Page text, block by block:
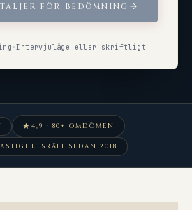
FÖR BEDÖMNING
·Intervjuläge eller skriftligt
★ 4,9 · 80+ OMDÖMEN
SEDAN 2018